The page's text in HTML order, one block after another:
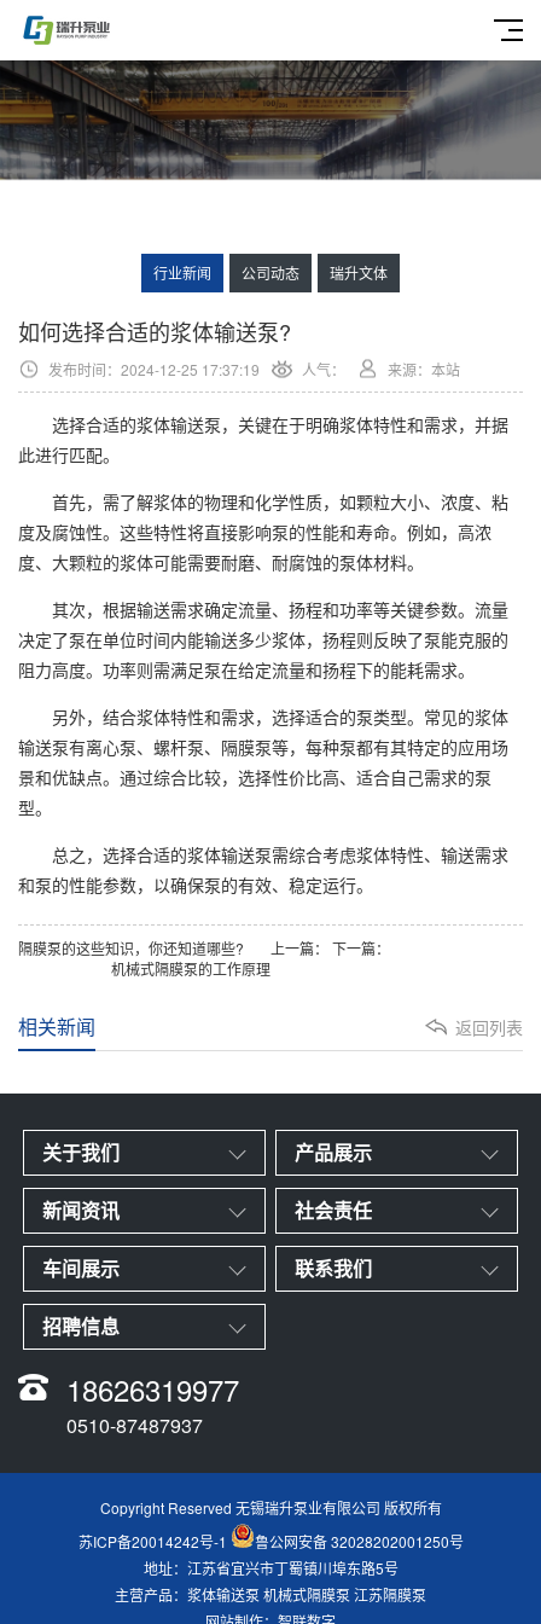
行业新闻 公司动态 瑞升文体
如何选择合适的浆体输送泵?
发布时间：2024-12-25 17:37:19 人气： 来源：本站
选择合适的浆体输送泵，关键在于明确浆体特性和需求，并据
此进行匹配。
首先，需了解浆体的物理和化学性质，如颗粒大小、浓度、粘
度及腐蚀性。这些特性将直接影响泵的性能和寿命。例如，高浓
度、大颗粒的浆体可能需要耐磨、耐腐蚀的泵体材料。
其次，根据输送需求确定流量、扬程和功率等关键参数。流量
决定了泵在单位时间内能输送多少浆体，扬程则反映了泵能克服的
阻力高度。功率则需满足泵在给定流量和扬程下的能耗需求。
另外，结合浆体特性和需求，选择适合的泵类型。常见的浆体
输送泵有离心泵、螺杆泵、隔膜泵等，每种泵都有其特定的应用场
景和优缺点。通过综合比较，选择性价比高、适合自己需求的泵
型。
总之，选择合适的浆体输送泵需综合考虑浆体特性、输送需求
和泵的性能参数，以确保泵的有效、稳定运行。
上一篇：
隔膜泵的这些知识，你还知道哪些?
下一篇：
机械式隔膜泵的工作原理
返回列表
相关新闻
关于我们 产品展示
新闻资讯 社会责任
车间展示 联系我们
招聘信息
18626319977
0510-87487937
Copyright Reserved 无锡瑞升泵业有限公司 版权所有
苏ICP备20014242号-1
鲁公网安备 32028202001250号
地址：江苏省宜兴市丁蜀镇川埠东路5号
主营产品： 浆体输送泵 机械式隔膜泵 江苏隔膜泵